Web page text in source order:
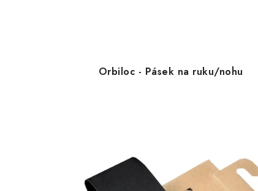
Orbiloc - Pásek na ruku/nohu